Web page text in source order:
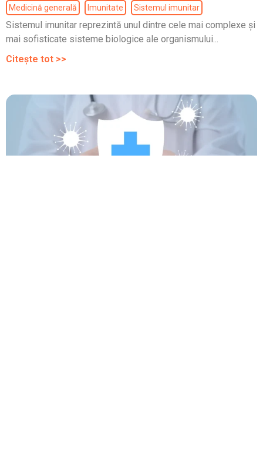
Medicină generală Imunitate Sistemul imunitar
Sistemul imunitar reprezintă unul dintre cele mai complexe și
mai sofisticate sisteme biologice ale organismului...
Citește tot >>